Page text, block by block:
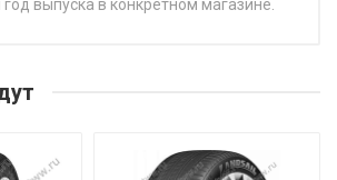
выпуска в конкретном магазине.
Plus 165/70R13 79H